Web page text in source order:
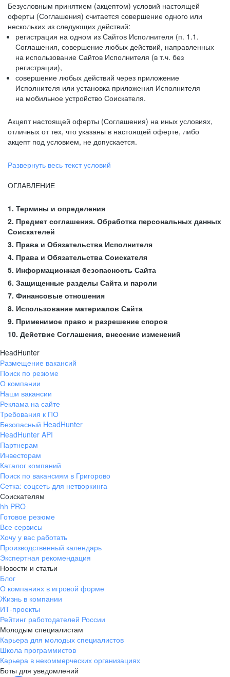
Безусловным принятием (акцептом) условий настоящей
оферты (Соглашения) считается совершение одного или
нескольких из следующих действий:
регистрация на одном из Сайтов Исполнителя (п. 1.1.
Соглашения, совершение любых действий, направленных
на использование Сайтов Исполнителя (в т.ч. без
регистрации),
совершение любых действий через приложение
Исполнителя или установка приложения Исполнителя
на мобильное устройство Соискателя.
Акцепт настоящей оферты (Соглашения) на иных условиях,
отличных от тех, что указаны в настоящей оферте, либо
акцепт под условием, не допускается.
Развернуть весь текст условий
ОГЛАВЛЕНИЕ
1. Термины и определения
2. Предмет соглашения. Обработка персональных данных
Соискателей
3. Права и Обязательства Исполнителя
4. Права и Обязательства Соискателя
5. Информационная безопасность Сайта
6. Защищенные разделы Сайта и пароли
7. Финансовые отношения
8. Использование материалов Сайта
9. Применимое право и разрешение споров
10. Действие Соглашения, внесение изменений
HeadHunter
Размещение вакансий
Поиск по резюме
О компании
Наши вакансии
Реклама на сайте
Требования к ПО
Безопасный HeadHunter
HeadHunter API
Партнерам
Инвесторам
Каталог компаний
Поиск по вакансиям в Григорово
Сетка: соцсеть для нетворкинга
Соискателям
hh PRO
Готовое резюме
Все сервисы
Хочу у вас работать
Производственный календарь
Экспертная рекомендация
Новости и статьи
Блог
О компаниях в игровой форме
Жизнь в компании
ИТ-проекты
Рейтинг работодателей России
Молодым специалистам
Карьера для молодых специалистов
Школа программистов
Карьера в некоммерческих организациях
Боты для уведомлений